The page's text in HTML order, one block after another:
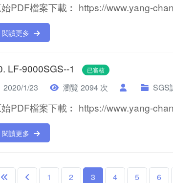
始PDF檔案下載︰ https://www.yang-
閱讀更多
LF-9000SGS--1 已審核
2020/1/23 瀏覽 2094 次 SGS
始PDF檔案下載︰ https://www.yang-
閱讀更多
1 2 3 4 5 6